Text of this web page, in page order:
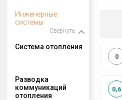
Инженерные
системы
Свернуть
Система отопления
0
Разводка
коммуникаций
отопления
0,6